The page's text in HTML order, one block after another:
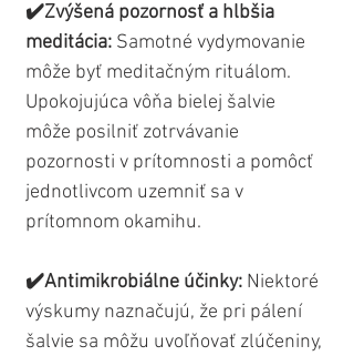
✔️Zvýšená pozornosť a hlbšia
meditácia: Samotné vydymovanie
môže byť meditačným rituálom.
Upokojujúca vôňa bielej šalvie
môže posilniť zotrvávanie
pozornosti v prítomnosti a pomôcť
jednotlivcom uzemniť sa v
prítomnom okamihu.
✔️Antimikrobiálne účinky: Niektoré
výskumy naznačujú, že pri pálení
šalvie sa môžu uvoľňovať zlúčeniny,